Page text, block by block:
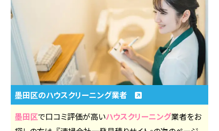
墨田区のハウスクリーニング業者
墨田区で口コミ評価が高いハウスクリーニング業者をお